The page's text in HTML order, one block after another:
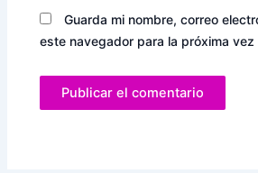
Guarda mi nombre, correo
este navegador para la próxima vez